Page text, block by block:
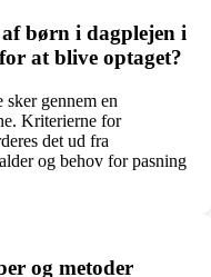
børn i dagplejen i
at blive optaget?
gennem en
Kriterierne for
det ud fra
og behov for pasning
og metoder